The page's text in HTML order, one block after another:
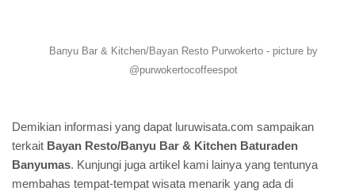
Banyu Bar & Kitchen/Bayan Resto Purwokerto - picture by
@purwokertocoffeespot
Demikian informasi yang dapat luruwisata.com sampaikan
terkait Bayan Resto/Banyu Bar & Kitchen Baturaden
Banyumas. Kunjungi juga artikel kami lainya yang tentunya
membahas tempat-tempat wisata menarik yang ada di